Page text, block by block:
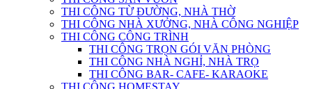
THI CÔNG TỪ ĐƯỜNG, NHÀ THỜ
THI CÔNG NHÀ XƯỞNG, NHÀ CÔNG NGHIỆP
THI CÔNG CÔNG TRÌNH
THI CÔNG TRỌN GÓI VĂN PHÒNG
THI CÔNG NHÀ NGHỈ, NHÀ TRỌ
THI CÔNG BAR- CAFE- KARAOKE
THI CÔNG HOMESTAY